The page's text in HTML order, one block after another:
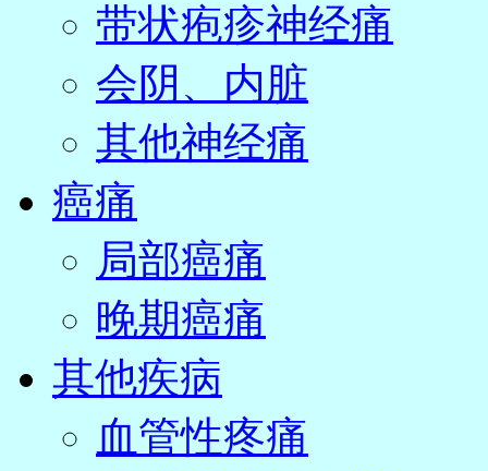
带状疱疹神经痛
会阴、内脏
其他神经痛
癌痛
局部癌痛
晚期癌痛
其他疾病
血管性疼痛